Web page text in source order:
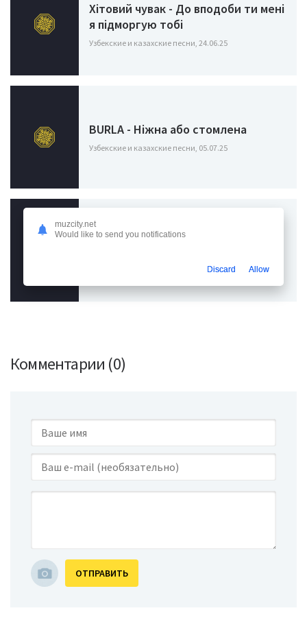
Хітовий чувак - До вподоби ти мені
я підморгую тобі
Узбекские и казахские песни, 24.06.25
BURLA - Ніжна або стомлена
Узбекские и казахские песни, 05.07.25
Klavdia Petrivna - Я тобі брехала
Комментарии (0)
ОТПРАВИТЬ
muzcity.net
Would like to send you notifications
Discard Allow